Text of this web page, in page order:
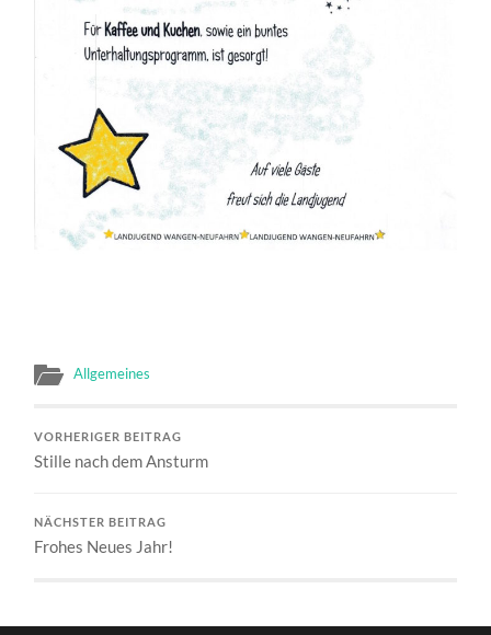
Allgemeines
VORHERIGER BEITRAG
Stille nach dem Ansturm
NÄCHSTER BEITRAG
Frohes Neues Jahr!